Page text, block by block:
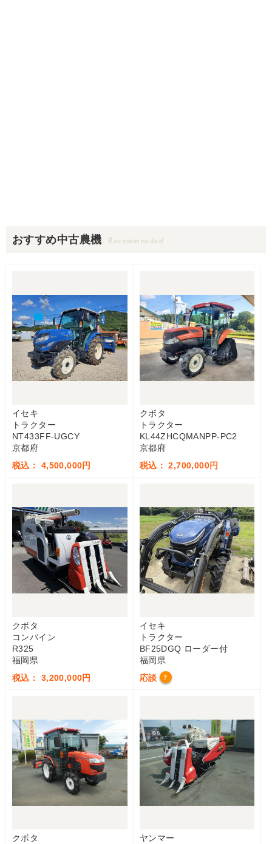
おすすめ中古農機 Recommended
イセキ
トラクター
NT433FF-UGCY
京都府
税込： 4,500,000円
クボタ
トラクター
KL44ZHCQMANPP-PC2
京都府
税込： 2,700,000円
クボタ
コンバイン
R325
福岡県
税込： 3,200,000円
イセキ
トラクター
BF25DGQ ローダー付
福岡県
応談
?
クボタ
ヤンマー